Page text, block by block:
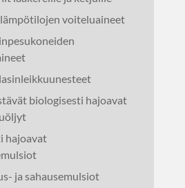
voiteluaineet
biologisesti hajoavat
hajoavat
ja sahausemulsiot